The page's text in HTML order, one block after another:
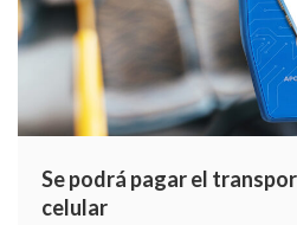
Se podrá pagar el
celular